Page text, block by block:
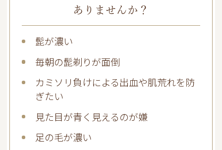
ありませんか？
髭が濃い
毎朝の髭剃りが面倒
カミソリ負けによる出血や肌荒れを防
ぎたい
見た目が青く見えるのが嫌
足の毛が濃い